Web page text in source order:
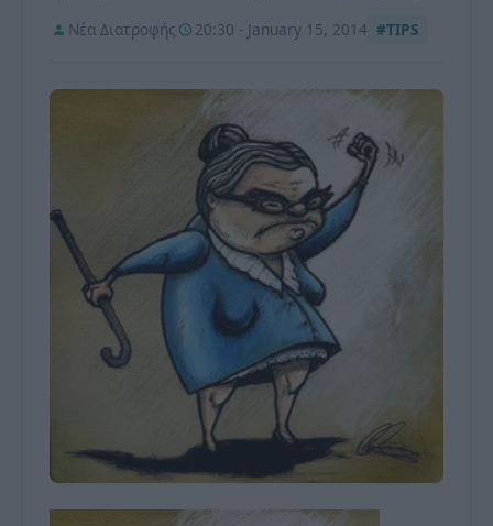
Νέα Διατροφής 20:30 - January 15, 2014 #TIPS